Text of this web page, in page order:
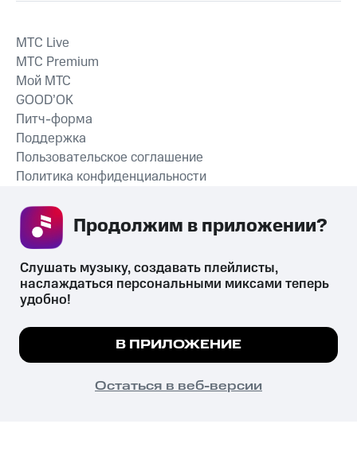
СКАЧАТЬ ПРИЛОЖЕНИЕ
MTС Live
MTС Premium
Мой МТС
GOOD’OK
Питч-форма
Поддержка
Пользовательское соглашение
Политика конфиденциальности
психотропных веществ, их аналогов причиняет вред здоровью,
их незаконный оборот запрещён и влечёт установленную
законодательством ответственность.
© 2026 ООО «КИОН».
Все права защищены
Мы используем куки, чтобы на сайте все
Подробнее
ПОНЯТНО
Слушать музыку, создавать плейлисты,
наслаждаться персональными миксами теперь
удобно!
В ПРИЛОЖЕНИЕ
Остаться в веб-версии